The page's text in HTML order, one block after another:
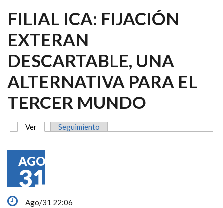
FILIAL ICA: FIJACIÓN
EXTERAN
DESCARTABLE, UNA
ALTERNATIVA PARA EL
TERCER MUNDO
Ver (solapa activa)
Seguimiento
AGO
31
Ago/31 22:06